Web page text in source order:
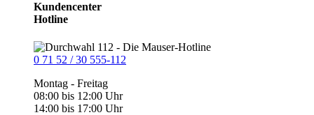
Kundencenter
Hotline
0 71 52 / 30 555-112
Montag - Freitag
08:00 bis 12:00 Uhr
14:00 bis 17:00 Uhr